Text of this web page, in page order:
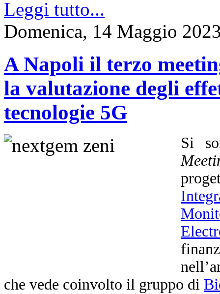
Leggi tutto...
Domenica, 14 Maggio
A Napoli il terzo
la valutazione degli
tecnologie 5G
Si
che vede coinvolto il gruppo di